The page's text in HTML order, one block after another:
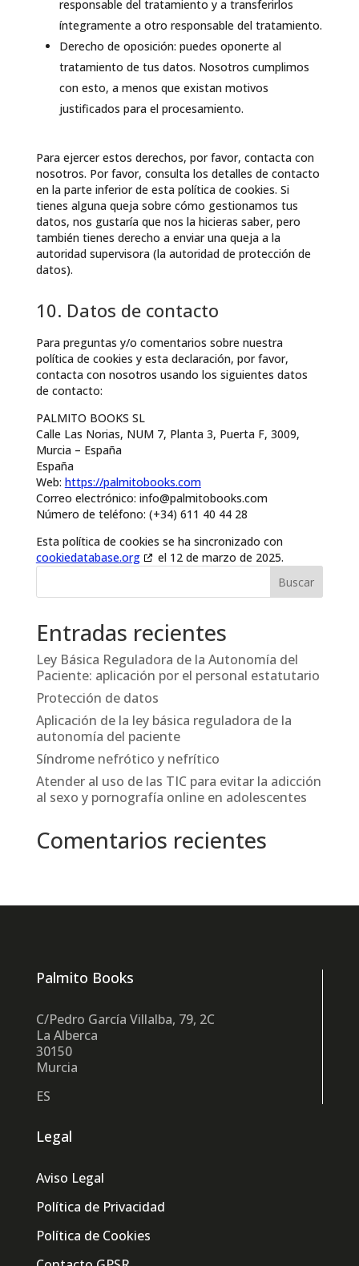
responsable del tratamiento y a transferirlos
íntegramente a otro responsable del tratamiento.
Derecho de oposición: puedes oponerte al
tratamiento de tus datos. Nosotros cumplimos
con esto, a menos que existan motivos
justificados para el procesamiento.
Para ejercer estos derechos, por favor, contacta con
nosotros. Por favor, consulta los detalles de contacto
en la parte inferior de esta política de cookies. Si
tienes alguna queja sobre cómo gestionamos tus
datos, nos gustaría que nos la hicieras saber, pero
también tienes derecho a enviar una queja a la
autoridad supervisora (la autoridad de protección de
datos).
10. Datos de contacto
Para preguntas y/o comentarios sobre nuestra
política de cookies y esta declaración, por favor,
contacta con nosotros usando los siguientes datos
de contacto:
PALMITO BOOKS SL
Calle Las Norias, NUM 7, Planta 3, Puerta F, 3009,
Murcia – España
España
Web: https://palmitobooks.com
Correo electrónico: info@palmitobooks.com
Número de teléfono: (+34) 611 40 44 28
Esta política de cookies se ha sincronizado con
cookiedatabase.org
el 12 de marzo de 2025.
Entradas recientes
Ley Básica Reguladora de la Autonomía del
Paciente: aplicación por el personal estatutario
Protección de datos
Aplicación de la ley básica reguladora de la
autonomía del paciente
Síndrome nefrótico y nefrítico
Atender al uso de las TIC para evitar la adicción
al sexo y pornografía online en adolescentes
Comentarios recientes
Palmito Books
C/Pedro García Villalba, 79, 2C
La Alberca
30150
Murcia
ES
Legal
Aviso Legal
Política de Privacidad
Política de Cookies